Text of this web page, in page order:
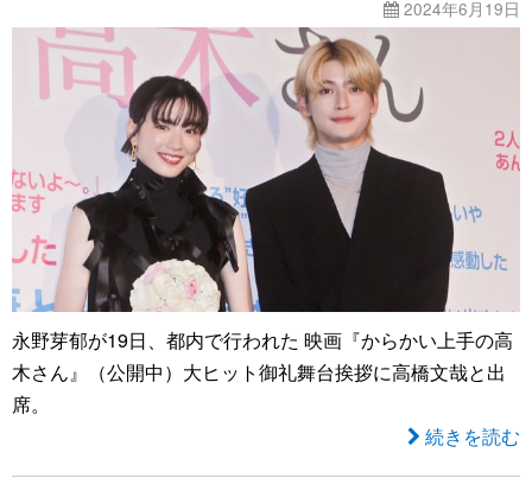
2024年6月19日
永野芽郁が19日、都内で行われた 映画『からかい上手の高
木さん』（公開中）大ヒット御礼舞台挨拶に高橋文哉と出
席。
続きを読む